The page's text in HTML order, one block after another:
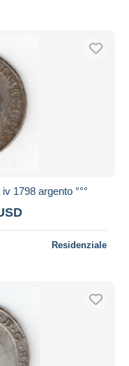
1798 argento °°°
Residenziale